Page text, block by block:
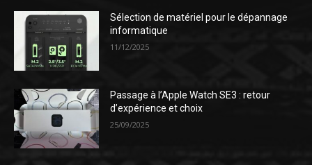
Sélection de matériel pour le dépannage
informatique
11/12/2025
Passage à l’Apple Watch SE3 : retour
d’expérience et choix
25/09/2025